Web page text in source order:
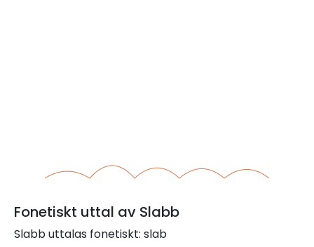
Fonetiskt uttal av Slabb
Slabb uttalas fonetiskt: slab